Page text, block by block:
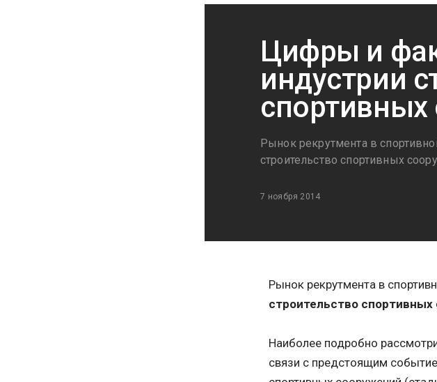
Цифры и
индустрии
Рынок рекрутмента в
строительство спортивных
7 ноября 2014
Рынок рекрутмента в
строительство
Наиболее подробно
связи с предстоящим